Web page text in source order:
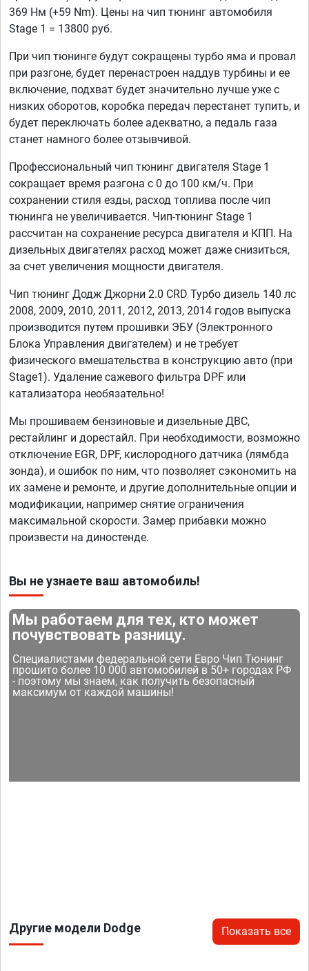
369 Нм (+59 Nm). Цены на чип тюнинг автомобиля
Stage 1 = 13800 руб.
При чип тюнинге будут сокращены турбо яма и провал
при разгоне, будет перенастроен наддув турбины и ее
включение, подхват будет значительно лучше уже с
низких оборотов, коробка передач перестанет тупить, и
будет переключать более адекватно, а педаль газа
станет намного более отзывчивой.
Профессиональный чип тюнинг двигателя Stage 1
сокращает время разгона с 0 до 100 км/ч. При
сохранении стиля езды, расход топлива после чип
тюнинга не увеличивается. Чип-тюнинг Stage 1
рассчитан на сохранение ресурса двигателя и КПП. На
дизельных двигателях расход может даже снизиться,
за счет увеличения мощности двигателя.
Чип тюнинг Додж Джорни 2.0 CRD Турбо дизель 140 лс
2008, 2009, 2010, 2011, 2012, 2013, 2014 годов выпуска
производится путем прошивки ЭБУ (Электронного
Блока Управления двигателем) и не требует
физического вмешательства в конструкцию авто (при
Stage1). Удаление сажевого фильтра DPF или
катализатора необязательно!
Мы прошиваем бензиновые и дизельные ДВС,
рестайлинг и дорестайл. При необходимости, возможно
отключение EGR, DPF, кислородного датчика (лямбда
зонда), и ошибок по ним, что позволяет сэкономить на
их замене и ремонте, и другие дополнительные опции и
модификации, например снятие ограничения
максимальной скорости. Замер прибавки можно
произвести на диностенде.
Вы не узнаете ваш автомобиль!
Мы работаем для тех, кто может
почувствовать разницу.
Специалистами федеральной сети Евро Чип Тюнинг
прошито более 10 000 автомобилей в 50+ городах РФ
- поэтому мы знаем, как получить безопасный
максимум от каждой машины!
Другие модели Dodge Показать все